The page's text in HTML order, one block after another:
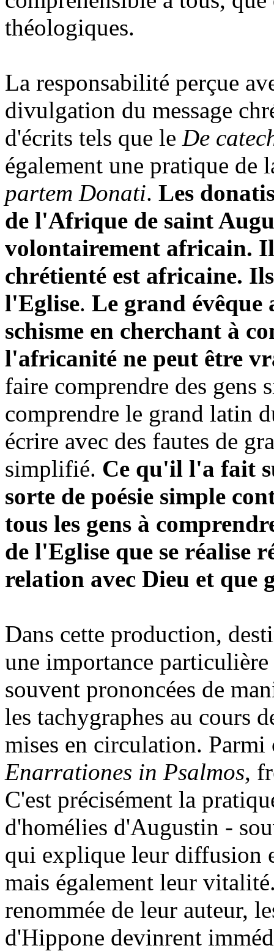
théologiques.
La responsabilité perçue
divulgation du message
d'écrits tels que le De
également une pratique de
partem Donati. Les
de l'Afrique de saint
volontairement africain.
chrétienté est africaine.
l'Eglise. Le grand évêque
schisme en cherchant à
l'africanité ne peut être
faire comprendre des gens
comprendre le grand latin
écrire avec des fautes de
simplifié. Ce qu'il l'a fait
sorte de poésie simple
tous les gens à
de l'Eglise que se réalise
relation avec Dieu et que
Dans cette production,
une importance
souvent prononcées de
les tachygraphes au cours
mises en circulation. Parmi
Enarrationes in Psalmos,
C'est précisément la
d'homélies d'Augustin -
qui explique leur diffusion
mais également leur
renommée de leur auteur,
d'Hippone devinrent